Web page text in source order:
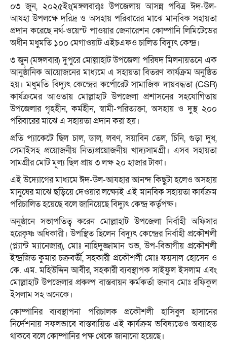
০৩ জুন, ২০২৫ইং(মঙ্গলবার)ঃ উপজেলায় আসন্ন পবিত্র ঈদ-উল-
আযহা উপলক্ষে দরিদ্র ও অসহায় পরিবারের মাঝে মানবিক সহায়তা
প্রদান করেছে নর্থ-ওয়েস্ট পাওয়ার জেনারেশন কোম্পানি লিমিটেডের
অধীন মধুমতি ১০০ মেগাওয়াট এইচএফও চালিত বিদ্যুৎ কেন্দ্র।
৩ জুন (মঙ্গলবার) দুপুরে মোল্লাহাট উপজেলা পরিষদ মিলনায়তনে এক
আনুষ্ঠানিক আয়োজনের মাধ্যমে এ সহায়তা বিতরণ কার্যক্রম অনুষ্ঠিত
হয়। মধুমতি বিদ্যুৎ কেন্দ্রের কর্পোরেট সামাজিক দায়বদ্ধতা (CSR)
কার্যক্রমের আওতায় মোল্লাহাট উপজেলা প্রশাসনের সহযোগিতায়
উপজেলার গৃহহীন, কর্মহীন, স্বামী-পরিত্যক্তা, অসহায় ও দুস্থ ২০০
পরিবারের মাঝে এ সহায়তা প্রদান করা হয়।
প্রতি প্যাকেটে ছিল চাল, ডাল, লবণ, সয়াবিন তেল, চিনি, গুড়া দুধ,
সেমাইসহ প্রয়োজনীয় নিত্যপ্রয়োজনীয় খাদ্যসামগ্রী। এসব সহায়তা
সামগ্রীর মোট মূল্য ছিল প্রায় ৩ লক্ষ ২০ হাজার টাকা।
এই উদ্যোগের মাধ্যমে ঈদ-উল-আযহার আনন্দ কিছুটা হলেও অসহায়
মানুষের মাঝে ছড়িয়ে দেওয়ার লক্ষ্যেই এই মানবিক সহায়তা কার্যক্রম
পরিচালিত হয়েছে বলে জানিয়েছে বিদ্যুৎ কেন্দ্র কর্তৃপক্ষ।
অনুষ্ঠানে সভাপতিত্ব করেন মোল্লাহাট উপজেলা নির্বাহী অফিসার
হরেকৃষ্ণ অধিকারী। উপস্থিত ছিলেন বিদ্যুৎ কেন্দ্রের নির্বাহী প্রকৌশলী
(প্ল্যান্ট ম্যানেজার), মোঃ নাহিদুজ্জামান শুভ, উপ-বিভাগীয় প্রকৌশলী
ইন্দ্রজিত কুমার চক্রবর্তী, সহকারী প্রকৌশলী মোঃ ফয়সাল হোসেন ও
কে. এম. মহিউদ্দিন আবীর, সহকারী ব্যবস্থাপক সাইফুল ইসলাম এবং
মোল্লাহাট উপজেলার প্রকল্প বাস্তবায়ন কর্মকর্তা জনাব মোঃ রফিকুল
ইসলাম সহ অনেকে।
কোম্পানির ব্যবস্থাপনা পরিচালক প্রকৌশলী হাসিবুল হাসানের
নির্দেশনায় সফলভাবে বাস্তবায়িত এই কার্যক্রম ভবিষ্যতেও অব্যাহত
থাকবে বলে কোম্পানির পক্ষ থেকে জানানো হয়েছে।